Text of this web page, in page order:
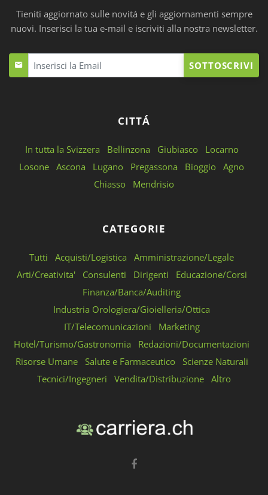
Tieniti aggiornato sulle novitá e gli aggiornamenti sempre
nuovi. Inserisci la tua e-mail e iscriviti alla nostra newsletter.
SOTTOSCRIVI
CITTÁ
In tutta la Svizzera Bellinzona Giubiasco
Locarno
Losone Ascona Lugano Pregassona Bioggio Agno
Chiasso
Mendrisio
CATEGORIE
Tutti Acquisti/Logistica
Amministrazione/Legale
Arti/Creativita'
Consulenti Dirigenti
Educazione/Corsi
Finanza/Banca/Auditing
Industria Orologiera/Gioielleria/Ottica
IT/Telecomunicazioni
Marketing
Hotel/Turismo/Gastronomia
Redazioni/Documentazioni
Risorse Umane
Salute e Farmaceutico
Scienze Naturali
Tecnici/Ingegneri
Vendita/Distribuzione Altro